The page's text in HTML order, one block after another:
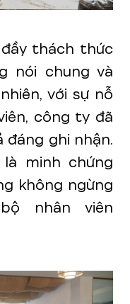
thách thức
nói chung và
với sự nỗ
công ty đã
ghi nhận.
minh chứng
không ngừng
nhân viên